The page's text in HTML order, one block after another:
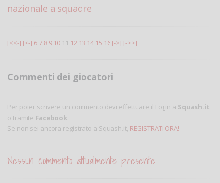
nazionale a squadre
[<<-] [<-] 6 7 8 9 10 11 12 13 14 15 16 [->] [->>]
Commenti dei giocatori
Per poter scrivere un commento devi effettuare il Login a Squash.it
o tramite Facebook.
Se non sei ancora registrato a Squash.it, REGISTRATI ORA!
Nessun commento attualmente presente